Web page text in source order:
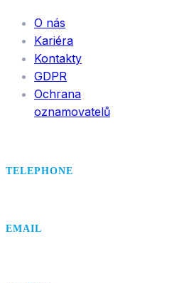
O nás
Kariéra
Kontakty
GDPR
Ochrana
oznamovatelů
TELEPHONE
EMAIL